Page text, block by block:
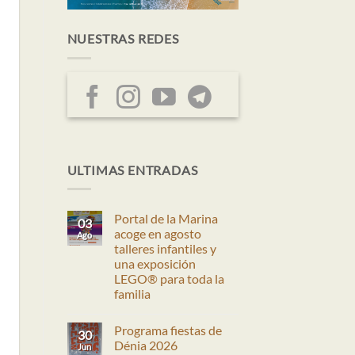
NUESTRAS REDES
ULTIMAS ENTRADAS
03
Ago
Portal de la Marina
acoge en agosto
talleres infantiles y
una exposición
LEGO® para toda la
familia
comentarios
en
Portal
30
Jun
Programa fiestas de
Dénia 2026